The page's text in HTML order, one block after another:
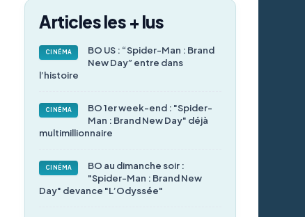
Articles les + lus
CINÉMA
BO US : “Spider-Man : Brand
New Day” entre dans
l’histoire
CINÉMA
BO 1er week-end : "Spider-
Man : Brand New Day" déjà
multimillionnaire
CINÉMA
BO au dimanche soir :
"Spider-Man : Brand New
Day" devance "L’Odyssée"